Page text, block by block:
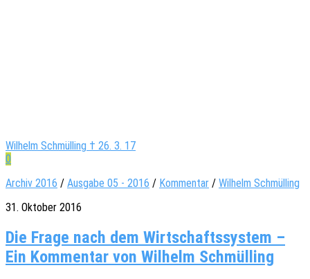
Wilhelm Schmülling † 26. 3. 17
0
Archiv 2016 / Ausgabe 05 - 2016 / Kommentar / Wilhelm Schmülling
31. Oktober 2016
Die Frage nach dem Wirt­schafts­sys­tem –
Ein Kom­men­tar von Wil­helm Schmülling